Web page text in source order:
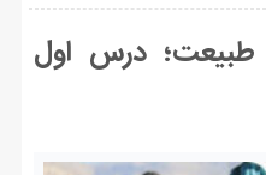
طبیعت؛ درس اول